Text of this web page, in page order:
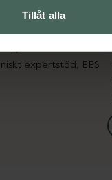
Tillåt alla
in gammal medicin
expertstöd, EES